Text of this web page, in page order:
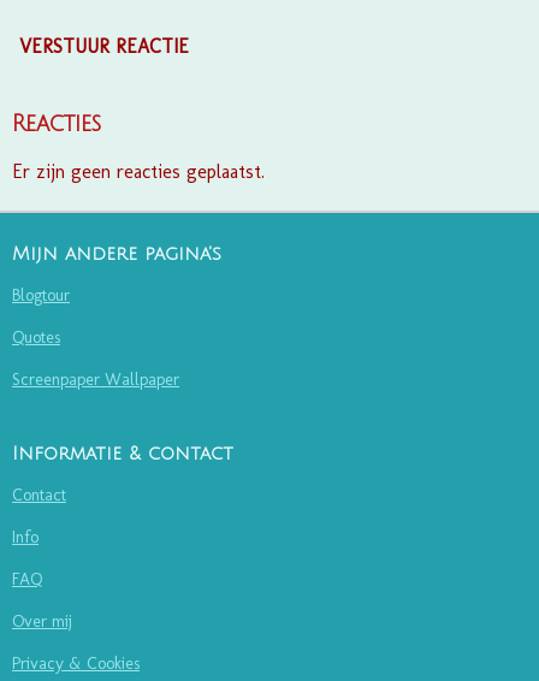
VERSTUUR REACTIE
Reacties
Er zijn geen reacties geplaatst.
Mijn andere pagina's
Blogtour
Quotes
Screenpaper Wallpaper
Informatie & contact
Contact
Info
FAQ
Over mij
Privacy & Cookies